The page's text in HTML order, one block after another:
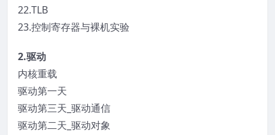
22.TLB
23.控制寄存器与裸机实验
2.驱动
内核重载
驱动第一天
驱动第三天_驱动通信
驱动第二天_驱动对象